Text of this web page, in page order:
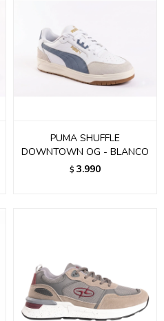
PUMA SHUFFLE
DOWNTOWN OG - BLANCO
$ 3.990